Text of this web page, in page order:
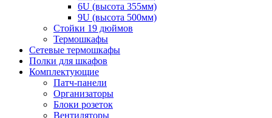
6U (высота 355мм)
9U (высота 500мм)
Стойки 19 дюймов
Термошкафы
Сетевые термошкафы
Полки для шкафов
Комплектующие
Патч-панели
Организаторы
Блоки розеток
Вентиляторы